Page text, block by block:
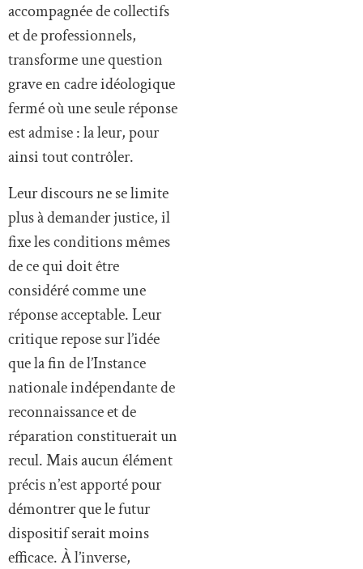
accompagnée de collectifs
et de professionnels,
transforme une question
grave en cadre idéologique
fermé où une seule réponse
est admise : la leur, pour
ainsi tout contrôler.
Leur discours ne se limite
plus à demander justice, il
fixe les conditions mêmes
de ce qui doit être
considéré comme une
réponse acceptable. Leur
critique repose sur l’idée
que la fin de l’Instance
nationale indépendante de
reconnaissance et de
réparation constituerait un
recul. Mais aucun élément
précis n’est apporté pour
démontrer que le futur
dispositif serait moins
efficace. À l’inverse,